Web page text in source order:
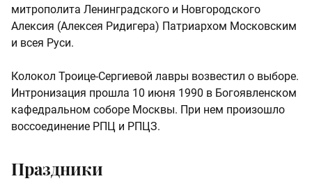
митрополита Ленинградского и Новгородского
Алексия (Алексея Ридигера) Патриархом Московским
и всея Руси.
Колокол Троице-Сергиевой лавры возвестил о выборе.
Интронизация прошла 10 июня 1990 в Богоявленском
кафедральном соборе Москвы. При нем произошло
воссоединение РПЦ и РПЦЗ.
Праздники